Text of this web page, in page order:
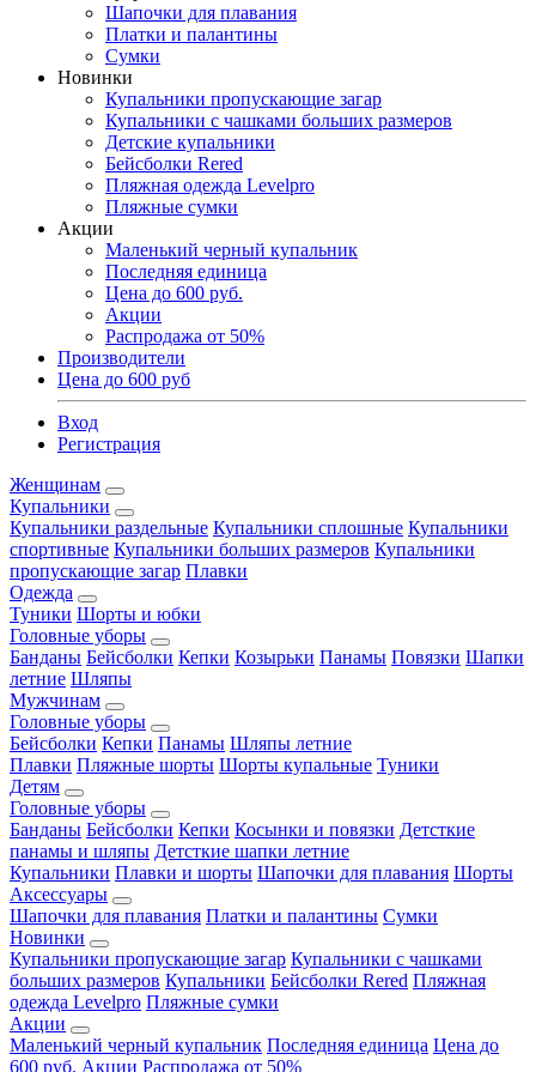
Шапочки для плавания
Платки и палантины
Сумки
Новинки
Купальники пропускающие загар
Купальники с чашками больших размеров
Детские купальники
Бейсболки Rered
Пляжная одежда Levelpro
Пляжные сумки
Акции
Маленький черный купальник
Последняя единица
Цена до 600 руб.
Акции
Распродажа от 50%
Производители
Цена до 600 руб
Вход
Регистрация
Женщинам
Купальники
Купальники раздельные Купальники сплошные Купальники
спортивные Купальники больших размеров Купальники
пропускающие загар Плавки
Одежда
Туники Шорты и юбки
Головные уборы
Банданы Бейсболки Кепки Козырьки Панамы Повязки Шапки
летние Шляпы
Мужчинам
Головные уборы
Бейсболки Кепки Панамы Шляпы летние
Плавки Пляжные шорты Шорты купальные Туники
Детям
Головные уборы
Банданы Бейсболки Кепки Косынки и повязки Детсткие
панамы и шляпы Детсткие шапки летние
Купальники Плавки и шорты Шапочки для плавания Шорты
Аксессуары
Шапочки для плавания Платки и палантины Сумки
Новинки
Купальники пропускающие загар Купальники с чашками
больших размеров Купальники Бейсболки Rered Пляжная
одежда Levelpro Пляжные сумки
Акции
Маленький черный купальник Последняя единица Цена до
600 руб. Акции Распродажа от 50%